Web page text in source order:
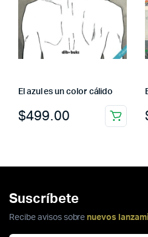
El azul es un color cálido
$499.00
Suscríbete
Recibe avisos sobre nuevos